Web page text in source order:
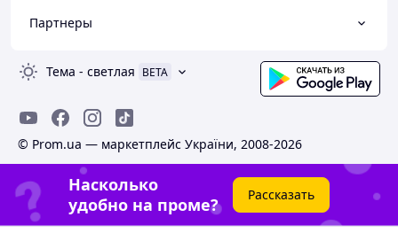
Партнеры
Тема - светлая BETA
© Prom.ua — маркетплейс України, 2008-2026
Насколько
удобно на проме?
Рассказать